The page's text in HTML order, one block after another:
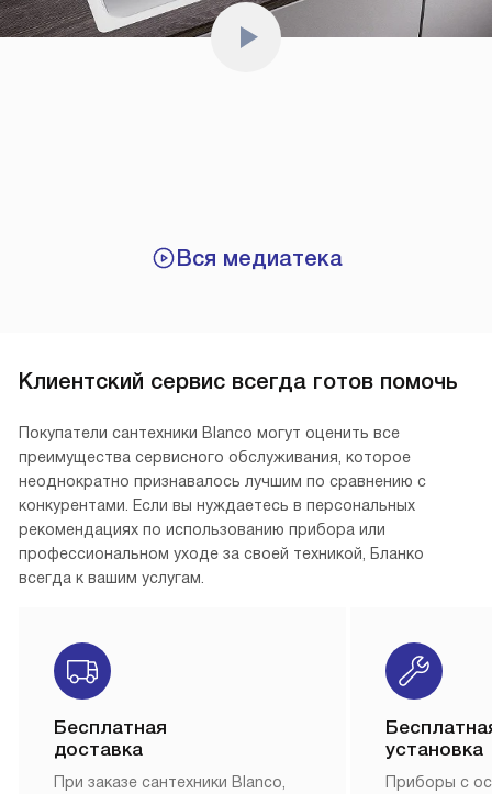
Вся медиатека
Клиентский сервис всегда готов помочь
Покупатели сантехники Blanco могут оценить все
преимущества сервисного обслуживания, которое
неоднократно признавалось лучшим по сравнению с
конкурентами. Если вы нуждаетесь в персональных
рекомендациях по использованию прибора или
профессиональном уходе за своей техникой, Бланко
всегда к вашим услугам.
Бесплатная
доставка
При заказе сантехники Blanco,
установка
Приборы с